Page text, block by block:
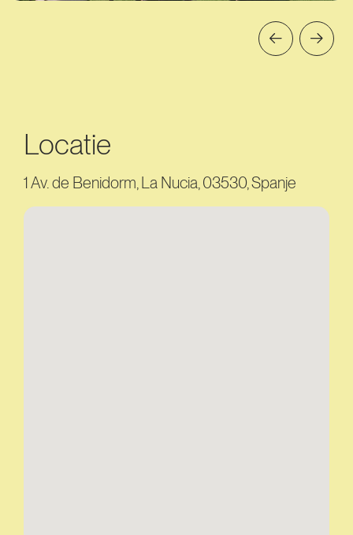
Locatie
1 Av. de Benidorm, La Nucia, 03530, Spanje